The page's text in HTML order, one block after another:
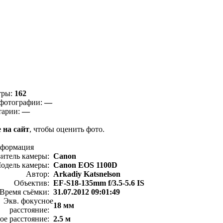
162
—
—
на сайт, чтобы оценить фото.
камеры: Canon
камеры: Canon EOS 1100D
Автор: Arkadiy Katsnelson
Объектив: EF-S18-135mm f/3.5-5.6 IS
Время съёмки: 31.07.2012 09:01:49
Экв. фокусное
расстояние:
18 мм
расстояние: 2.5 м